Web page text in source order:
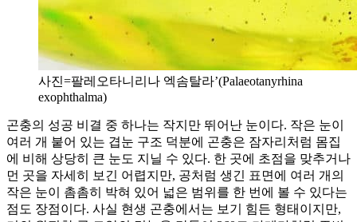
사진=팔레오타니리나 엑솜탈라’(Palaeotanyrhina
exophthalma)
곤충의 성공 비결 중 하나는 작지만 뛰어난 눈이다. 작은 눈이
여러 개 붙어 있는 겹눈 구조 덕분에 곤충은 잠자리처럼 몸집
에 비해 상당히 큰 눈도 지닐 수 있다. 한 곳에 초점을 맞추거나
먼 곳을 자세히 보긴 어렵지만, 공처럼 생긴 표면에 여러 개의
작은 눈이 촘촘히 박혀 있어 넓은 범위를 한 번에 볼 수 있다는
점도 장점이다. 사실 현생 곤충에서는 보기 힘든 형태이지만,